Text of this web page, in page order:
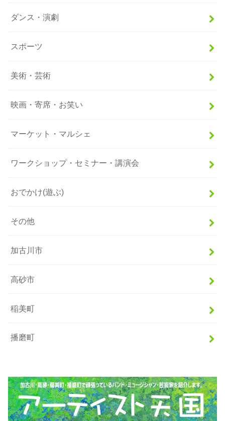
ダンス・演劇
スポーツ
美術・芸術
映画・寄席・お笑い
マーケット・マルシェ
ワークショップ・セミナー・講演会
おでかけ(遊ぶ)
その他
加古川市
高砂市
稲美町
播磨町